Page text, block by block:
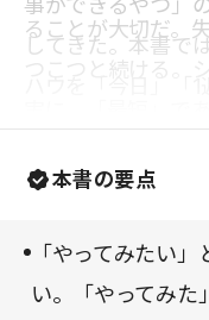
事ができるやつ」
してきた。本書で
「一生」と習得期
れのステップでや
とを、それぞれの
のも良いかもしれ
ることが大切だ。
つこつと続ける。
本書の要点
「やってみたい
い。「やってみた